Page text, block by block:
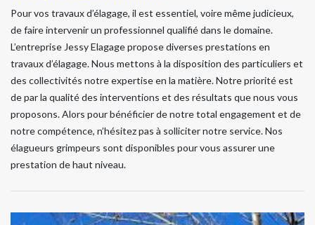
Pour vos travaux d’élagage, il est essentiel, voire même judicieux,
de faire intervenir un professionnel qualifié dans le domaine.
L’entreprise Jessy Elagage propose diverses prestations en
travaux d’élagage. Nous mettons à la disposition des particuliers et
des collectivités notre expertise en la matière. Notre priorité est
de par la qualité des interventions et des résultats que nous vous
proposons. Alors pour bénéficier de notre total engagement et de
notre compétence, n’hésitez pas à solliciter notre service. Nos
élagueurs grimpeurs sont disponibles pour vous assurer une
prestation de haut niveau.